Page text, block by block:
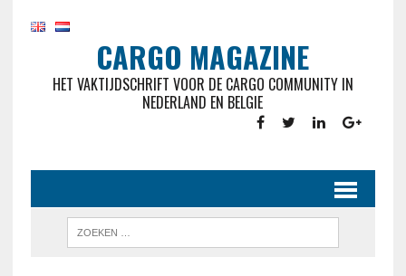
CARGO MAGAZINE
HET VAKTIJDSCHRIFT VOOR DE CARGO COMMUNITY IN
NEDERLAND EN BELGIE